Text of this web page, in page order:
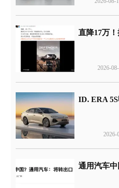
直降17万
2026-
ID. ERA
2026-